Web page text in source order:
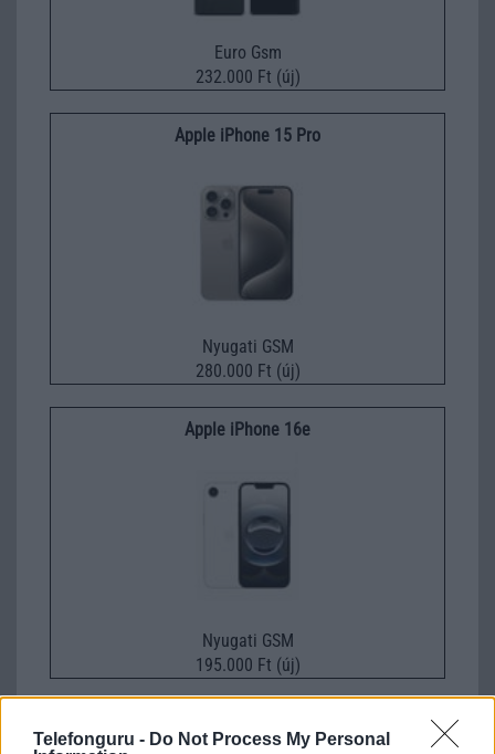
Telefonguru - Do Not Process My Personal
Euro Gsm
232.000 Ft (új)
Apple iPhone 15 Pro
Nyugati GSM
280.000 Ft (új)
Apple iPhone 16e
Nyugati GSM
195.000 Ft (új)